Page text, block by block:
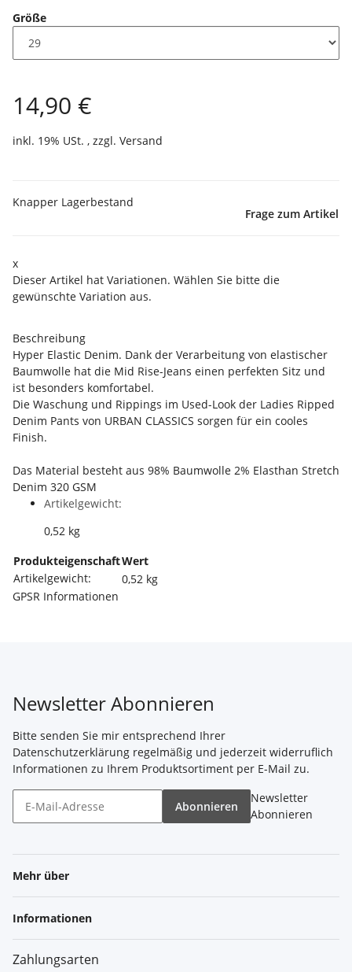
Größe
14,90 €
inkl. 19% USt. , zzgl. Versand
Knapper Lagerbestand
Frage zum Artikel
x
Dieser Artikel hat Variationen. Wählen Sie bitte die
gewünschte Variation aus.
Beschreibung
Hyper Elastic Denim. Dank der Verarbeitung von elastischer
Baumwolle hat die Mid Rise-Jeans einen perfekten Sitz und
ist besonders komfortabel.
Die Waschung und Rippings im Used-Look der Ladies Ripped
Denim Pants von URBAN CLASSICS sorgen für ein cooles
Finish.
Das Material besteht aus 98% Baumwolle 2% Elasthan Stretch
Denim 320 GSM
Artikelgewicht:
0,52 kg
ProdukteigenschaftWert
Artikelgewicht:
0,52 kg
GPSR Informationen
Newsletter Abonnieren
Bitte senden Sie mir entsprechend Ihrer
Datenschutzerklärung regelmäßig und jederzeit widerruflich
Informationen zu Ihrem Produktsortiment per E-Mail zu.
Abonnieren
Newsletter
Abonnieren
Mehr über
Informationen
Zahlungsarten